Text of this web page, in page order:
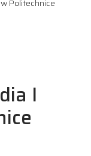
Politechnice
I